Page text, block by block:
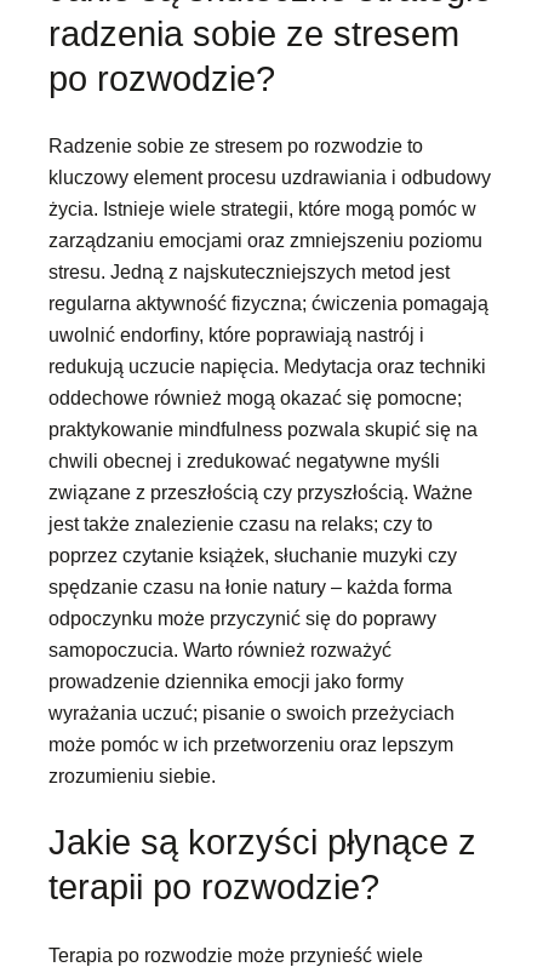
radzenia sobie ze stresem
po rozwodzie?
Radzenie sobie ze stresem po rozwodzie to
kluczowy element procesu uzdrawiania i odbudowy
życia. Istnieje wiele strategii, które mogą pomóc w
zarządzaniu emocjami oraz zmniejszeniu poziomu
stresu. Jedną z najskuteczniejszych metod jest
regularna aktywność fizyczna; ćwiczenia pomagają
uwolnić endorfiny, które poprawiają nastrój i
redukują uczucie napięcia. Medytacja oraz techniki
oddechowe również mogą okazać się pomocne;
praktykowanie mindfulness pozwala skupić się na
chwili obecnej i zredukować negatywne myśli
związane z przeszłością czy przyszłością. Ważne
jest także znalezienie czasu na relaks; czy to
poprzez czytanie książek, słuchanie muzyki czy
spędzanie czasu na łonie natury – każda forma
odpoczynku może przyczynić się do poprawy
samopoczucia. Warto również rozważyć
prowadzenie dziennika emocji jako formy
wyrażania uczuć; pisanie o swoich przeżyciach
może pomóc w ich przetworzeniu oraz lepszym
zrozumieniu siebie.
Jakie są korzyści płynące z
terapii po rozwodzie?
Terapia po rozwodzie może przynieść wiele